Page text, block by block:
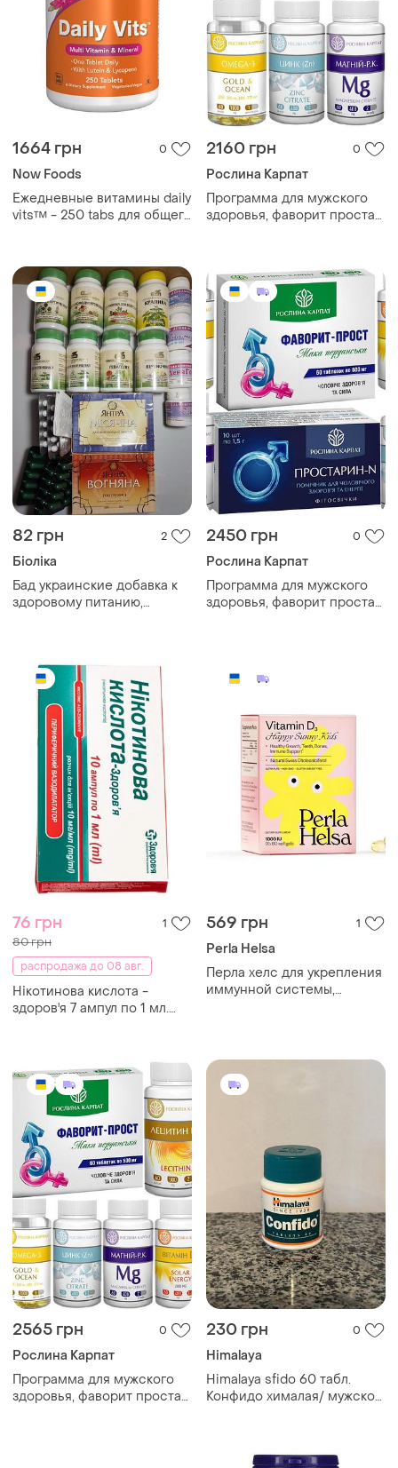
1664 грн 0
Now Foods
Ежедневные витамины daily
vits™ - 250 tabs для общего
2160 грн 0
Рослина Карпат
Программа для мужского
здоровья, фаворит простат,
82 грн 2
Біоліка
Бад украинские добавка к
здоровому питанию,
2450 грн 0
Рослина Карпат
Программа для мужского
здоровья, фаворит простат,
76 грн 1
80 грн
распродажа до 08 авг.
Нікотинова кислота -
здоров'я 7 ампул по 1 мл.
569 грн 1
Perla Helsa
Перла хелс для укрепления
иммунной системы,
helsa,vitamin d3 1000 mo, 60
капсул
2565 грн 0
Рослина Карпат
Программа для мужского
здоровья, фаворит простат,
230 грн 0
Himalaya
Himalaya sfido 60 табл.
Конфидо хималая/ мужское